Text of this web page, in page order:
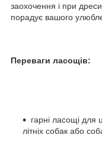
заохочення і при
порадує вашого
Переваги ласощів:
гарні ласощі для
літніх собак або